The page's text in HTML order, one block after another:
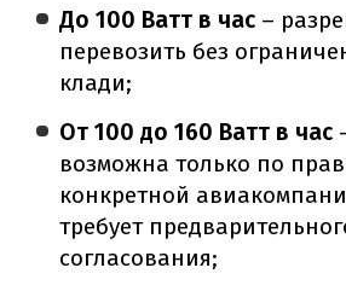
До 100 Ватт в час –
перевозить без
клади;
От 100 до 160 Ватт в час
возможна только по
конкретной
требует
согласования;